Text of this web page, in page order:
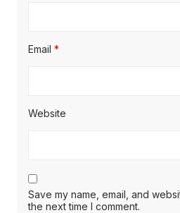
Email *
Website
Save my name, email, and
the next time I comment.